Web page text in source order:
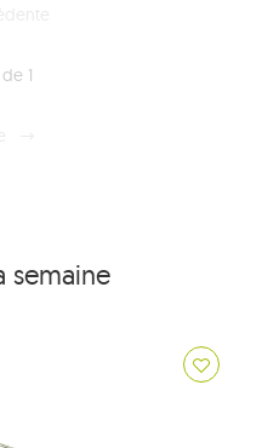
de 1
semaine